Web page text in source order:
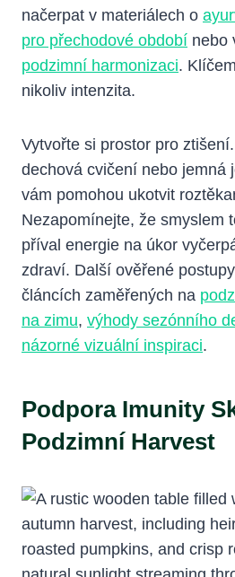
načerpat v materiálech o
pro přechodové období nebo
podzimní harmonizaci.
nikoliv intenzita.
Vytvořte si prostor pro
dechová cvičení nebo jemná
vám pomohou ukotvit
Nezapomínejte, že smyslem
příval energie na úkor
zdraví. Další ověřené
článcích zaměřených na
na zimu, výhody sezónního
názorné vizuální inspiraci.
Podpora Imunity
Podzimní Harvest